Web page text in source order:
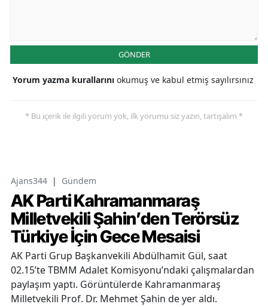
GÖNDER
Yorum yazma kurallarını okumuş ve kabul etmiş sayılırsınız
* Bu içerik ile ilgili yorum yok, ilk yorumu siz yazın, tartışalım *
Ajans344 | Gündem
AK Parti Kahramanmaraş
Milletvekili Şahin’den Terörsüz
Türkiye İçin Gece Mesaisi
AK Parti Grup Başkanvekili Abdülhamit Gül, saat
02.15’te TBMM Adalet Komisyonu’ndaki çalışmalardan
paylaşım yaptı. Görüntülerde Kahramanmaraş
Milletvekili Prof. Dr. Mehmet Şahin de yer aldı.